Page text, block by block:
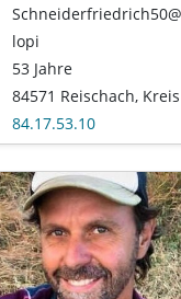
lopi
53 Jahre
84571 Reischach,
84.17.53.10